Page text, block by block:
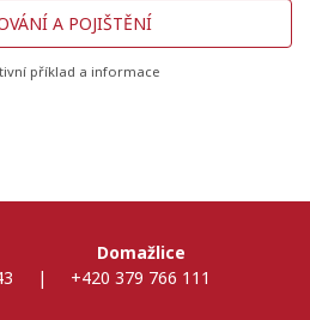
A POJIŠTĚNÍ
příklad a informace
|
Domažlice
+420 379 766 111